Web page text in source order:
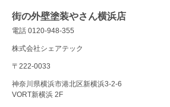
街の外壁塗装やさん横浜店
電話 0120-948-355
株式会社シェアテック
〒222-0033
神奈川県横浜市港北区新横浜3-2-6
VORT新横浜 2F